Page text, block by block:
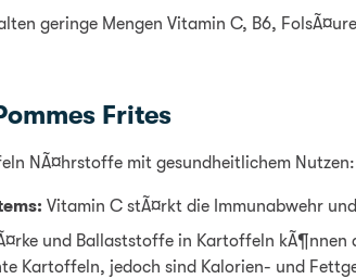
geringe Mengen Vitamin C, B6,
Frites
NÃ¤hrstoffe mit gesundheitlichem Nutzen:
Vitamin C stÃ¤rkt die Immunabwehr
und Ballaststoffe in Kartoffeln
Kartoffeln, jedoch sind Kalorien- und